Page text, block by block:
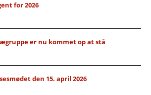
for 2026
er nu kommet op at stå
den 15. april 2026